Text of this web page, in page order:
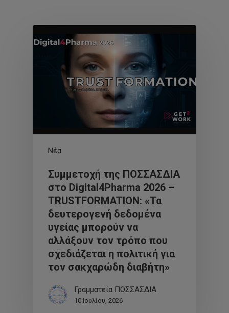
Νέα
Συμμετοχή της ΠΟΣΣΑΣΔΙΑ
στο Digital4Pharma 2026 –
TRUSTFORMATION: «Τα
δευτερογενή δεδομένα
υγείας μπορούν να
αλλάξουν τον τρόπο που
σχεδιάζεται η πολιτική για
τον σακχαρώδη διαβήτη»
Γραμματεία ΠΟΣΣΑΣΔΙΑ
10 Ιουλίου, 2026